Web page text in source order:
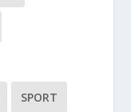
SPORT